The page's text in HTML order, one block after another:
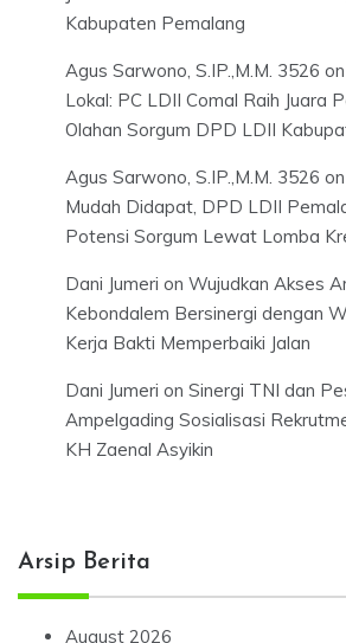
Kabupaten Pemalang
Agus Sarwono, S.IP.,M.M. 3526 on
Lokal: PC LDII Comal Raih Juara
Olahan Sorgum DPD LDII
Agus Sarwono, S.IP.,M.M. 3526 on
Mudah Didapat, DPD LDII
Potensi Sorgum Lewat Lomba
Dani Jumeri on Wujudkan Akses
Kebondalem Bersinergi dengan
Kerja Bakti Memperbaiki Jalan
Dani Jumeri on Sinergi TNI dan
Ampelgading Sosialisasi
KH Zaenal Asyikin
Arsip Berita
August 2026